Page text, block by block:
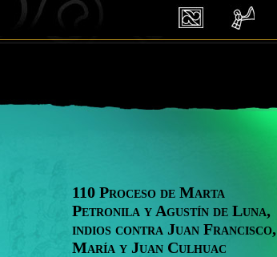
110 Proceso de Marta
Petronila y Agustín de Luna,
indios contra Juan Francisco,
María y Juan Culhuac